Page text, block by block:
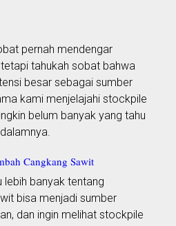
pernah mendengar
tahukah sobat bahwa
besar sebagai sumber
kami menjelajahi stockpile
belum banyak yang tahu
Cangkang Sawit
lebih banyak tentang
bisa menjadi sumber
dan ingin melihat stockpile